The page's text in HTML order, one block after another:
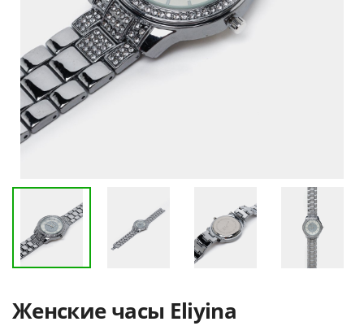
Женские часы
Eliyina
186,500 UZS
248,000 UZS
Женские часы Eliyina